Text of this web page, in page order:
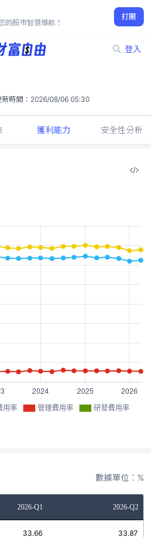
的股市智慧導航！
打開
登入
-0.27%
時間： 2026/08/06 05:30
獲利能力 安全性分析
用率 管理費用率 研發費用率
數據單位：%
2026-Q1 2026-Q2
33.66 33.87